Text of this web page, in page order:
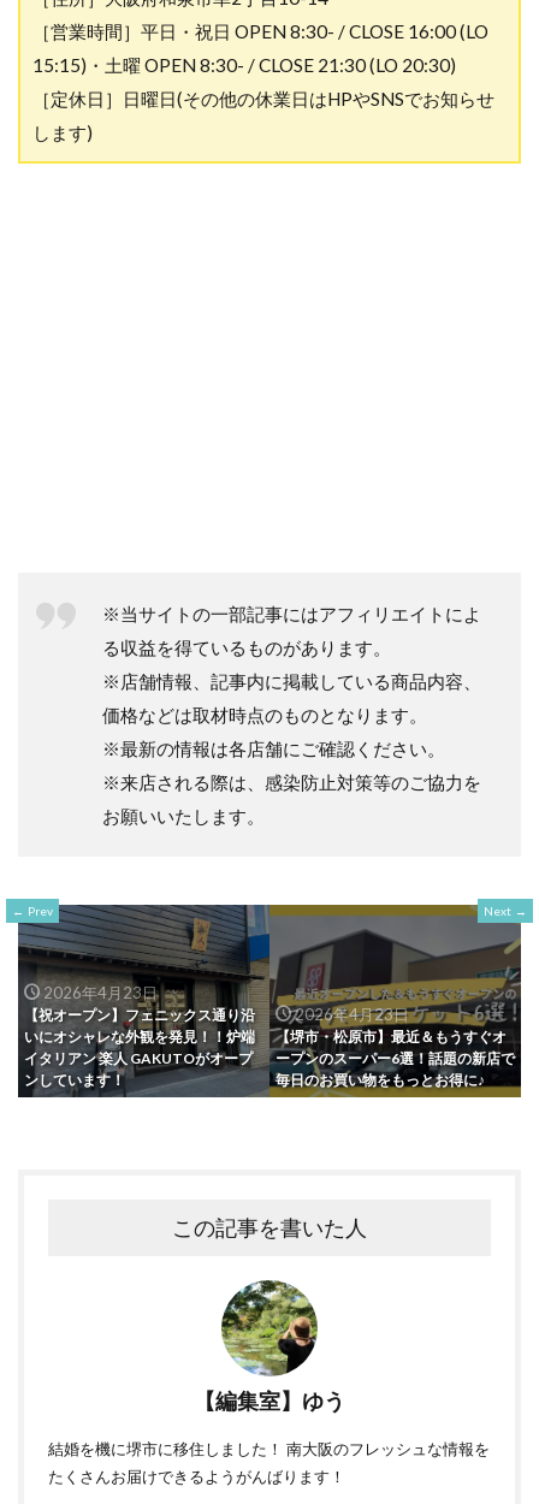
［営業時間］平日・祝日 OPEN 8:30- / CLOSE 16:00 (LO
15:15)・土曜 OPEN 8:30- / CLOSE 21:30 (LO 20:30)
［定休日］日曜日(その他の休業日はHPやSNSでお知らせ
します)
※当サイトの一部記事にはアフィリエイトによ
る収益を得ているものがあります。
※店舗情報、記事内に掲載している商品内容、
価格などは取材時点のものとなります。
※最新の情報は各店舗にご確認ください。
※来店される際は、感染防止対策等のご協力を
お願いいたします。
Prev
2026年4月23日
【祝オープン】フェニックス通り沿
いにオシャレな外観を発見！！炉端
イタリアン 楽人 GAKUTOがオープ
ンしています！
Next
2026年4月23日
【堺市・松原市】最近＆もうすぐオ
ープンのスーパー6選！話題の新店で
毎日のお買い物をもっとお得に♪
この記事を書いた人
【編集室】ゆう
結婚を機に堺市に移住しました！ 南大阪のフレッシュな情報を
たくさんお届けできるようがんばります！